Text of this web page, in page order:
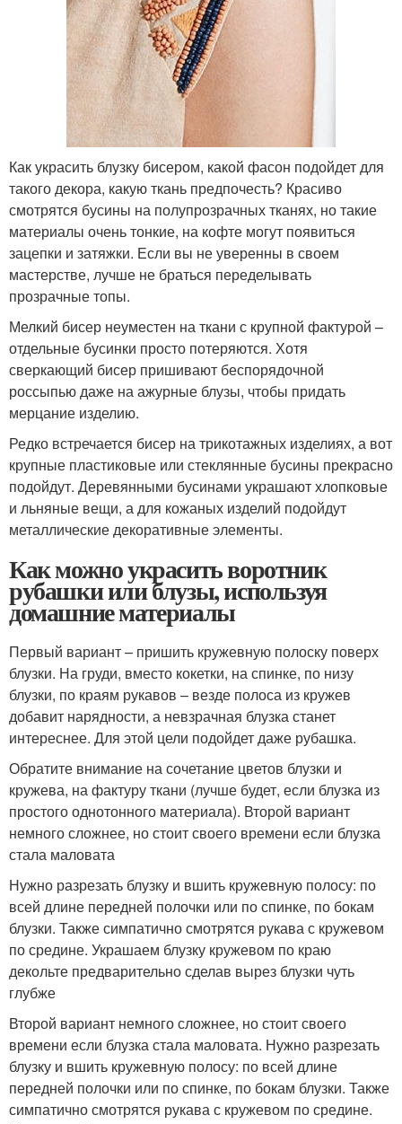
Как украсить блузку бисером, какой фасон подойдет для
такого декора, какую ткань предпочесть? Красиво
смотрятся бусины на полупрозрачных тканях, но такие
материалы очень тонкие, на кофте могут появиться
зацепки и затяжки. Если вы не уверенны в своем
мастерстве, лучше не браться переделывать
прозрачные топы.
Мелкий бисер неуместен на ткани с крупной фактурой –
отдельные бусинки просто потеряются. Хотя
сверкающий бисер пришивают беспорядочной
россыпью даже на ажурные блузы, чтобы придать
мерцание изделию.
Редко встречается бисер на трикотажных изделиях, а вот
крупные пластиковые или стеклянные бусины прекрасно
подойдут. Деревянными бусинами украшают хлопковые
и льняные вещи, а для кожаных изделий подойдут
металлические декоративные элементы.
Как можно украсить воротник
рубашки или блузы, используя
домашние материалы
Первый вариант – пришить кружевную полоску поверх
блузки. На груди, вместо кокетки, на спинке, по низу
блузки, по краям рукавов – везде полоса из кружев
добавит нарядности, а невзрачная блузка станет
интереснее. Для этой цели подойдет даже рубашка.
Обратите внимание на сочетание цветов блузки и
кружева, на фактуру ткани (лучше будет, если блузка из
простого однотонного материала). Второй вариант
немного сложнее, но стоит своего времени если блузка
стала маловата
Нужно разрезать блузку и вшить кружевную полосу: по
всей длине передней полочки или по спинке, по бокам
блузки. Также симпатично смотрятся рукава с кружевом
по средине. Украшаем блузку кружевом по краю
декольте предварительно сделав вырез блузки чуть
глубже
Второй вариант немного сложнее, но стоит своего
времени если блузка стала маловата. Нужно разрезать
блузку и вшить кружевную полосу: по всей длине
передней полочки или по спинке, по бокам блузки. Также
симпатично смотрятся рукава с кружевом по средине.